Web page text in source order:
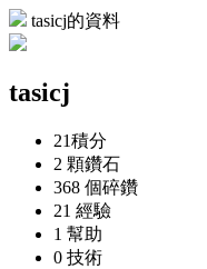
tasicj的資料
tasicj
21積分
2 顆鑽石
368 個碎鑽
21 經驗
1 幫助
0 技術